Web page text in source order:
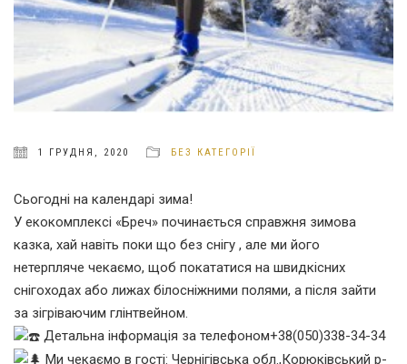
1 ГРУДНЯ, 2020 БЕЗ КАТЕГОРІЇ
Сьогодні на календарі зима!
У екокомплексі «Бреч» починається справжня зимова
казка, хай навіть поки що без снігу , але ми його
нетерпляче чекаємо, щоб покататися на швидкісних
снігоходах або лижах білосніжними полями, а після зайти
за зігріваючим глінтвейном.
Детальна інформація за телефоном+38(050)338-34-34
Ми чекаємо в гості: Чернігівська обл.,Корюківський р-